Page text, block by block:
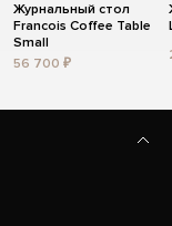
Журнальный стол
Francois Coffee Table
Small
56 700 ₽